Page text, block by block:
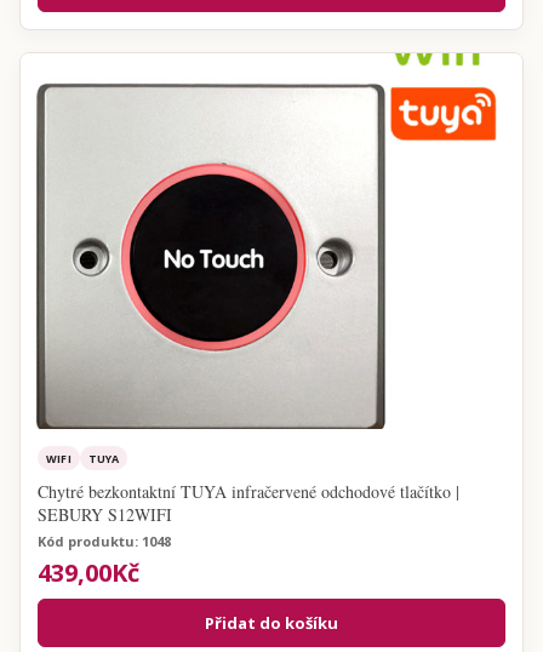
WIFI TUYA
Chytré bezkontaktní TUYA infračervené odchodové tlačítko |
SEBURY S12WIFI
Kód produktu: 1048
439,00Kč
Přidat do košíku